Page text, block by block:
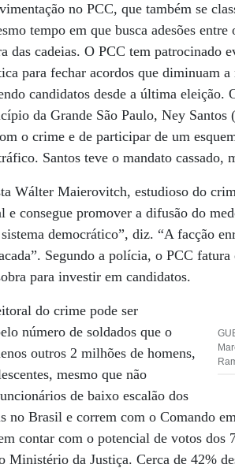
no PCC, que também se
tempo em que busca adesões
das cadeias. O PCC tem patrocinado
para fechar acordos que diminuam a
candidatos desde a última
da Grande São Paulo, Ney
o crime e de participar de um
Santos teve o mandato cassado,
Wálter Maierovitch, estudioso do
e consegue promover a difusão do
democrático”, diz. “A facção
Segundo a polícia, o PCC
para investir em candidatos.
do crime pode ser
número de soldados que o
outros 2 milhões de homens,
mesmo que não
de baixo escalão dos
no Brasil e correm com o Comando
contar com o potencial de votos dos
Ministério da Justiça. Cerca de 42%